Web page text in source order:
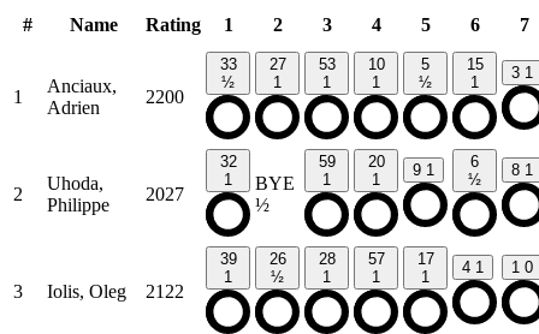
#
Name Rating 1 2 3 4 5 6 7
1
Anciaux,
Adrien
2200
33
½
27
1
53
1
10
1
5
½
15
1
3 1
2
Uhoda,
Philippe
2027
32
1
BYE
½
59
1
20
1
9 1
6
½
8 1
3 Iolis, Oleg 2122
39
1
26
½
28
1
57
1
17
1
4 1 1 0